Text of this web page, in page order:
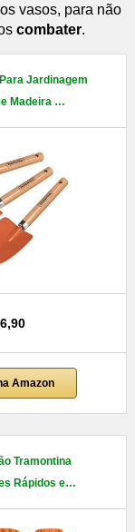
vasos, para não
combater.
Jardinagem
Madeira …
Amazon
Tramontina
Rápidos e…